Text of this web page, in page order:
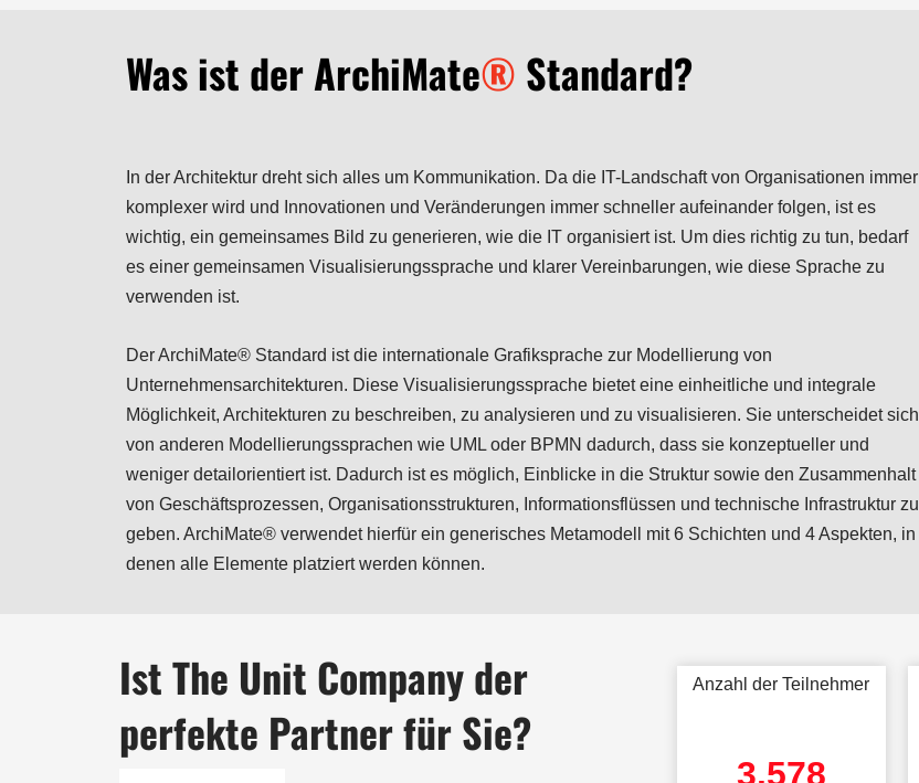
Was ist der ArchiMate® Standard?
In der Architektur dreht sich alles um Kommunikation. Da die IT-Landschaft von Organisationen immer
komplexer wird und Innovationen und Veränderungen immer schneller aufeinander folgen, ist es
wichtig, ein gemeinsames Bild zu generieren, wie die IT organisiert ist. Um dies richtig zu tun, bedarf
es einer gemeinsamen Visualisierungssprache und klarer Vereinbarungen, wie diese Sprache zu
verwenden ist.
Der ArchiMate® Standard ist die internationale Grafiksprache zur Modellierung von
Unternehmensarchitekturen. Diese Visualisierungssprache bietet eine einheitliche und integrale
Möglichkeit, Architekturen zu beschreiben, zu analysieren und zu visualisieren. Sie unterscheidet sich
von anderen Modellierungssprachen wie UML oder BPMN dadurch, dass sie konzeptueller und
weniger detailorientiert ist. Dadurch ist es möglich, Einblicke in die Struktur sowie den Zusammenhalt
von Geschäftsprozessen, Organisationsstrukturen, Informationsflüssen und technische Infrastruktur zu
geben. ArchiMate® verwendet hierfür ein generisches Metamodell mit 6 Schichten und 4 Aspekten, in
denen alle Elemente platziert werden können.
Ist The Unit Company der
perfekte Partner für Sie?
Anzahl der Teilnehmer
3.578